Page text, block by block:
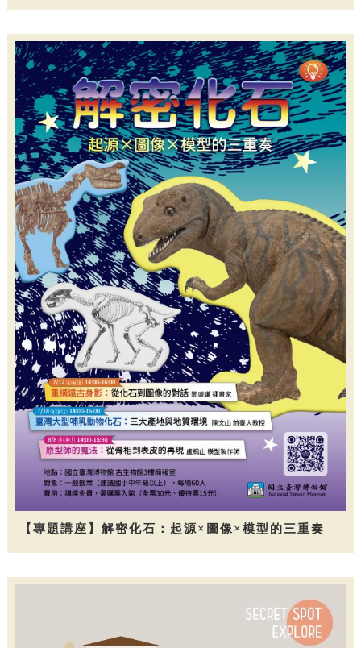
【專題講座】解密化石：起源×圖像×模型的三重奏